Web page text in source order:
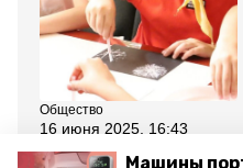
Машины
Общество
16 июня 2025, 16:43
Первый поток
пришкольных лагерей